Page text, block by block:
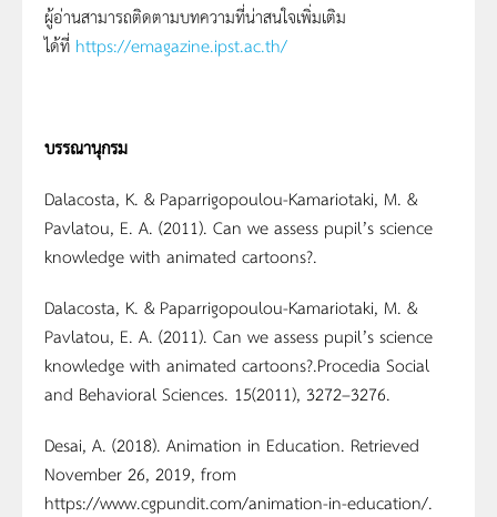
ผู้อ่านสามารถติดตามบทความที่น่าสนใจเพิ่มเติม
ได้ที่ https://emagazine.ipst.ac.th/
บรรณานุกรม
Dalacosta, K. & Paparrigopoulou-Kamariotaki, M. &
Pavlatou, E. A. (2011). Can we assess pupil’s science
knowledge with animated cartoons?.
Dalacosta, K. & Paparrigopoulou-Kamariotaki, M. &
Pavlatou, E. A. (2011). Can we assess pupil’s science
knowledge with animated cartoons?.Procedia Social
and Behavioral Sciences. 15(2011), 3272–3276.
Desai, A. (2018). Animation in Education. Retrieved
November 26, 2019, from
https://www.cgpundit.com/animation-in-education/.